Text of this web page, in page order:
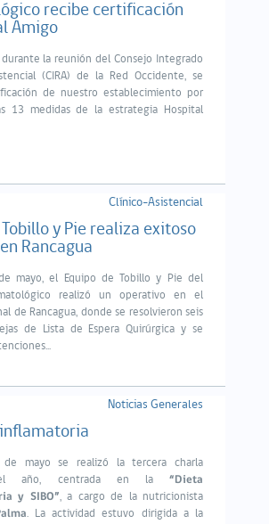
recibe certificación
Amigo
durante la reunión del Consejo Integrado
(CIRA) de la Red Occidente, se
de nuestro establecimiento por
13 medidas de la estrategia Hospital
Clínico-Asistencial
Tobillo y Pie realiza exitoso
Rancagua
mayo, el Equipo de Tobillo y Pie del
realizó un operativo en el
de Rancagua, donde se resolvieron seis
de Lista de Espera Quirúrgica y se
Noticias Generales
de mayo se realizó la tercera charla
año, centrada en la “Dieta
y SIBO”, a cargo de la nutricionista
. La actividad estuvo dirigida a la